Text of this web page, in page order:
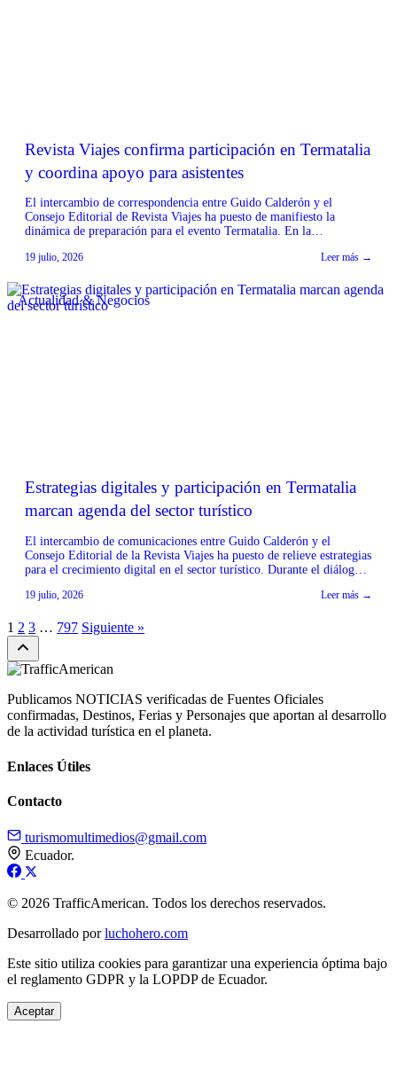
Revista Viajes confirma participación en Termatalia
y coordina apoyo para asistentes
El intercambio de correspondencia entre Guido Calderón y el
Consejo Editorial de Revista Viajes ha puesto de manifiesto la
dinámica de preparación para el evento Termatalia. En la
Revista Viajes, confirmó su participación en la próxima edición de
[…]
19 julio, 2026 Leer más →
Actualidad & Negocios
Estrategias digitales y participación en Termatalia
marcan agenda del sector turístico
El intercambio de comunicaciones entre Guido Calderón y el
Consejo Editorial de la Revista Viajes ha puesto de relieve estrategias
para el crecimiento digital en el sector turístico. Durante el diálogo,
como TikTok e Instagram para mejorar la interacción y el alcance de
19 julio, 2026 Leer más →
1 2 3 … 797 Siguiente »
Publicamos NOTICIAS verificadas de Fuentes Oficiales
confirmadas, Destinos, Ferias y Personajes que aportan al desarrollo
de la actividad turística en el planeta.
Enlaces Útiles
Contacto
turismomultimedios@gmail.com
Ecuador.
© 2026 TrafficAmerican. Todos los derechos reservados.
Desarrollado porluchohero.com
Este sitio utiliza cookies para garantizar una experiencia óptima bajo
el reglamento GDPR y la LOPDP de Ecuador.
Aceptar